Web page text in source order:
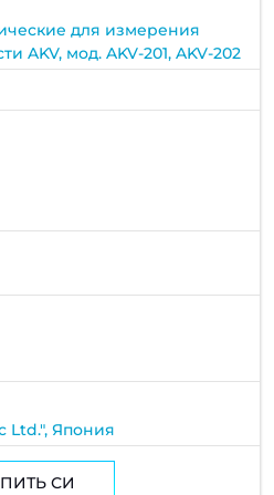
для измерения
AKV, мод. AKV-201, AKV-202
Ltd.", Япония
СИ